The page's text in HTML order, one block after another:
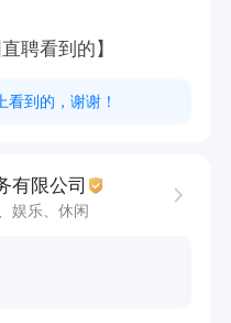
聘看到的】
上看到的，谢谢！
有限公司
娱乐、休闲